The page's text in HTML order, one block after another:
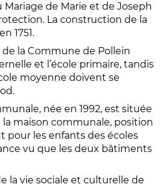
de Marie et de Joseph
La construction de la
1751.
la Commune de Pollein
et l’école primaire, tandis
moyenne doivent se
née en 1992, est située
maison communale, position
pour les enfants des écoles
vu que les deux bâtiments
la vie sociale et culturelle de